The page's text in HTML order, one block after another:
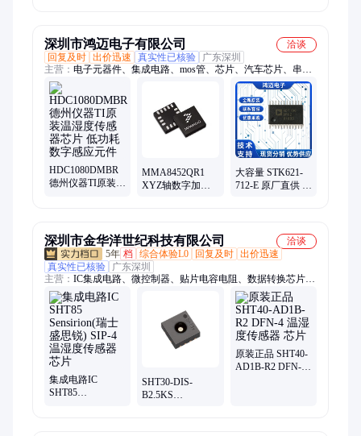
深圳市鸿迈电子有限公司
洽谈
回复及时 出价迅速 真实性已核验
广东深圳
主营： 电子元器件、集成电路、mos管、芯片、汽车芯片、串口
拓展芯片、电源管理芯片、存储芯片、电源芯片、车规芯片、
NXP芯片、TI芯片、ADI芯片、电源模块、单片机、IGBT管、存
储ic、ic、二极管、三极管、晶体管、GPU、驱动ic、元器件配
单、bom表配单
HDC1080DMBR
德州仪器TI原装温
MMA8452QR1
XYZ轴数字加速
大容量 STK621-
712-E 原厂直供 大
深圳市金华洋世纪科技有限公司
洽谈
5年 档 综合体验L0 回复及时 出价迅速
真实性已核验
广东深圳
主营： IC集成电路、微控制器、贴片电容电阻、数据转换芯片、
射频无线芯片、传感器、滤波器 振荡器、继电器
集成电路IC
SHT85
SHT30-DIS-
B2.5KS
原装正品 SHT40-
AD1B-R2 DFN-4